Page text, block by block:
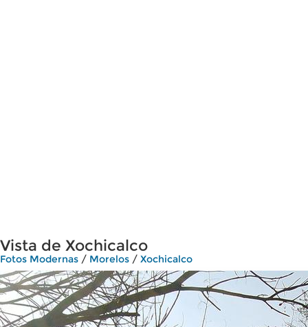
Vista de Xochicalco
Fotos Modernas / Morelos / Xochicalco